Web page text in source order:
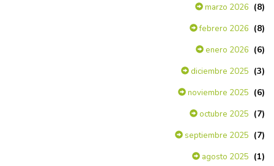
marzo 2026 (8)
febrero 2026 (8)
enero 2026 (6)
diciembre 2025 (3)
noviembre 2025 (6)
octubre 2025 (7)
septiembre 2025 (7)
agosto 2025 (1)